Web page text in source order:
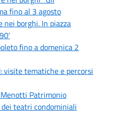
fino al 3 agosto
nei borghi. In piazza
fino a domenica 2
visite tematiche e percorsi
Patrimonio
dei teatri condominiali